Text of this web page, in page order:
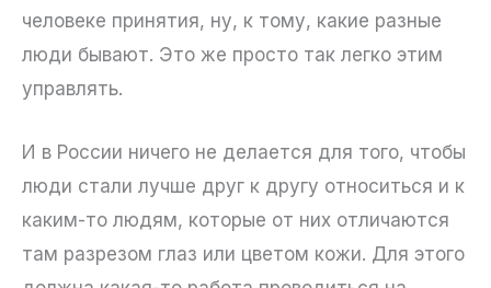
человеке принятия, ну, к тому, какие разные
люди бывают. Это же просто так легко этим
управлять.
И в России ничего не делается для того, чтобы
люди стали лучше друг к другу относиться и к
каким-то людям, которые от них отличаются
там разрезом глаз или цветом кожи. Для этого